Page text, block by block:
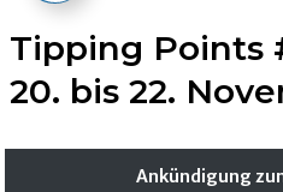
Tipping Points
20. bis 22.
Ankündigung